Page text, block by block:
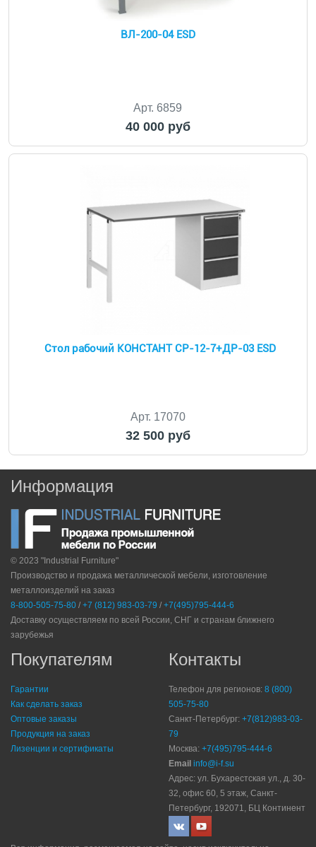
ВЛ-200-04 ESD
Арт. 6859
40 000 руб
Стол рабочий КОНСТАНТ CP-12-7+ДР-03 ESD
Арт. 17070
32 500 руб
Информация
© 2023 "Industrial Furniture"
Производство и продажа металлической мебели, изготовление
металлоизделий на заказ
8-800-505-75-80 / +7 (812) 983-03-79 / +7(495)795-444-6
Доставку осуществляем по всей России, СНГ и странам ближнего
зарубежья
Покупателям
Гарантии
Как сделать заказ
Оптовые заказы
Продукция на заказ
Лизенции и сертификаты
Контакты
Телефон для регионов: 8 (800)
505-75-80
Санкт-Петербург: +7(812)983-03-
79
Москва: +7(495)795-444-6
Email info@i-f.su
Адрес: ул. Бухарестская ул., д. 30-
32, офис 60, 5 этаж, Санкт-
Петербург, 192071, БЦ Континент